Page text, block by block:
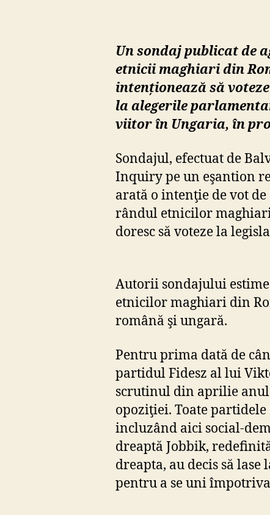
Un sondaj publicat de
etnicii maghiari din
intenționează să
la alegerile
viitor în Ungaria, în
Sondajul, efectuat de
Inquiry pe un eşantion
arată o intenţie de vot
rândul etnicilor maghiari
doresc să voteze la
Autorii sondajului
etnicilor maghiari din
română şi ungară.
Pentru prima dată de
partidul Fidesz al lui
scrutinul din aprilie
opoziţiei. Toate
incluzând aici social-
dreaptă Jobbik,
dreapta, au decis să
pentru a se uni